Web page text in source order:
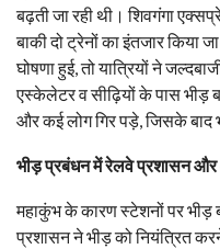
बढ़ती जा रही थी। शिवगंगा
बाकी दो ट्रेनों का इंतजार
घोषणा हुई, तो यात्रियों ने
एस्केलेटर व सीढ़ियों के पास भीड़
और कई लोग गिर पड़े, जिसके बाद
भीड़ प्रबंधन में रेलवे प्रशासन और
महाकुंभ के कारण स्टेशनों पर
प्रशासन ने भीड़ को नियंत्रित